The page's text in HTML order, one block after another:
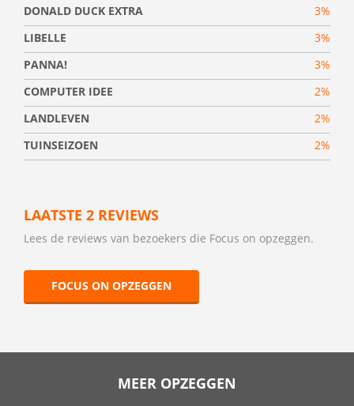
DONALD DUCK EXTRA
3%
LIBELLE
3%
PANNA!
3%
COMPUTER IDEE
2%
LANDLEVEN
2%
TUINSEIZOEN
2%
LAATSTE 2 REVIEWS
Lees de reviews van bezoekers die Focus on opzeggen.
FOCUS ON OPZEGGEN
MEER OPZEGGEN